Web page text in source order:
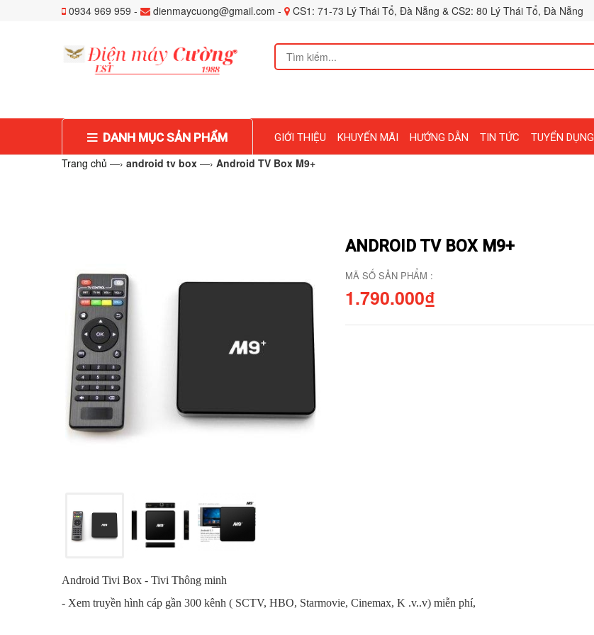
0934 969 959 - dienmaycuong@gmail.com - CS1: 71-73 Lý Thái Tổ, Đà Nẵng & CS2: 80 Lý Thái Tổ, Đà Nẵng
DANH MỤC SẢN PHẨM GIỚI THIỆU KHUYẾN MÃI HƯỚNG DẪN TIN TỨC TUYỂN DỤNG
Trang chủ —› android tv box —› Android TV Box M9+
ANDROID TV BOX M9+
MÃ SỐ SẢN PHẨM :
1.790.000₫
Android Tivi Box - Tivi Thông minh
- Xem truyền hình cáp gần 300 kênh ( SCTV, HBO, Starmovie, Cinemax, K .v..v) miễn phí,​​